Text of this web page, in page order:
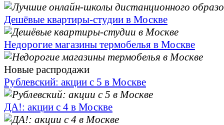
Дешёвые квартиры-студии в Москве
Недорогие магазины термобелья в Москве
Новые распродажи
Рублевский: акции с 5 в Москве
ДА!: акции с 4 в Москве